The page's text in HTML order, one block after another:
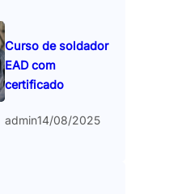
Curso de soldador
EAD com
certificado
admin14/08/2025